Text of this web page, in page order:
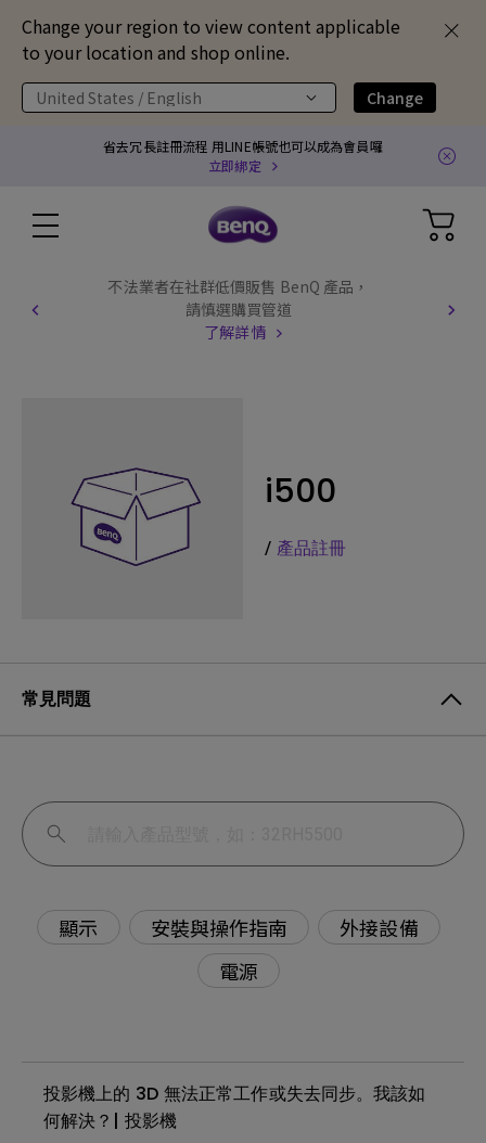
Change your region to view content applicable
to your location and shop online.
United States / English Change
省去冗長註冊流程 用LINE帳號也可以成為會員囉
立即綁定
不法業者在社群低價販售 BenQ 產品，
請慎選購買管道
了解詳情
i500
/ 產品註冊
常見問題
顯示 安裝與操作指南
外接設備
電源
投影機上的 3D 無法正常工作或失去同步。我該如
何解決？| 投影機